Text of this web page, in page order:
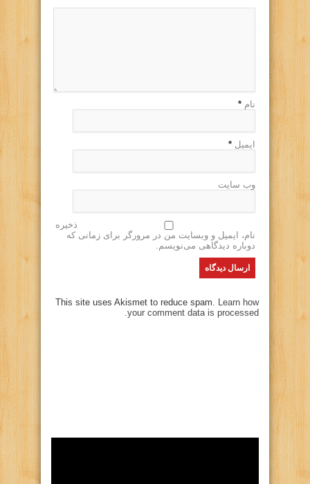
نام *
ایمیل *
وب سایت
ذخیره
نام، ایمیل و وبسایت من در مرورگر برای زمانی که
دوباره دیدگاهی می‌نویسم.
This site uses Akismet to reduce spam. Learn how
your comment data is processed.